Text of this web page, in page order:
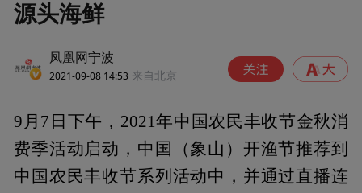
源头海鲜
凤凰网宁波
2021-09-08 14:53 来自北京
9月7日下午，2021年中国农民丰收节金秋消
费季活动启动，中国（象山）开渔节推荐到
中国农民丰收节系列活动中，并通过直播连